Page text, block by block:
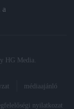
a
HG Media
médiaajánló
nyilatkozat